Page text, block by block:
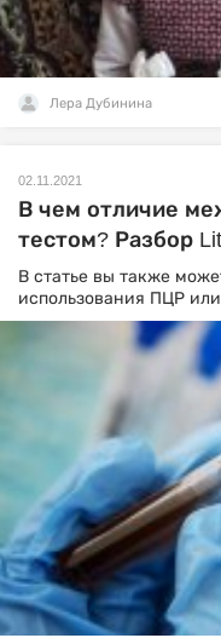
Лера Дубинина
02.11.2021
В чем отличие
тестом? Разбор
В статье вы также
использования ПЦР или